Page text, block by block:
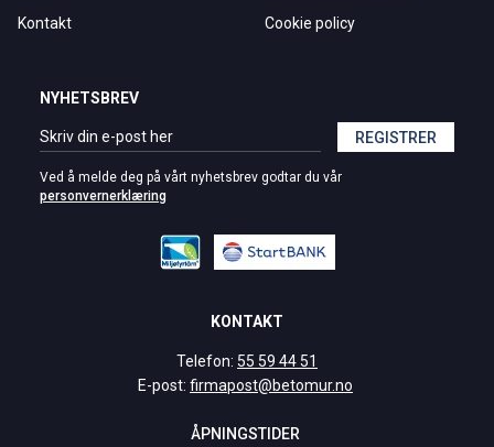
Kontakt
Cookie policy
NYHETSBREV
REGISTRER
Ved å melde deg på vårt nyhetsbrev godtar du vår
personvernerklæring
KONTAKT
Telefon: 55 59 44 51
E-post: firmapost@betomur.no
ÅPNINGSTIDER